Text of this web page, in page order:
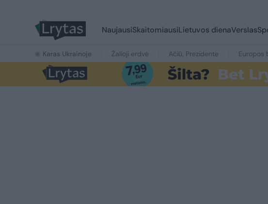
NaujausiSkaitomiausiLietuvos dienaVerslas
Karas Ukrainoje Žalioji erdvė Ačiū, Prezidente Europos